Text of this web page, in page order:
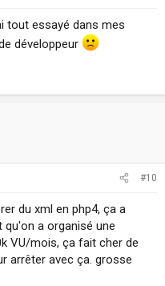
tout essayé dans mes
développeur
#10
du xml en php4, ça a
qu'on a organisé une
VU/mois, ça fait cher de
arrêter avec ça. grosse